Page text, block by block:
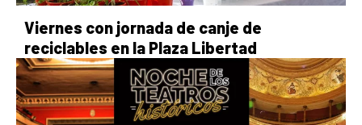
Viernes con jornada de canje de
reciclables en la Plaza Libertad